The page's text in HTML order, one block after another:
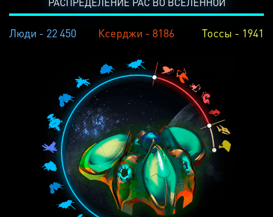
Люди - 22 450 Ксерджи - 8186 Тоссы - 1941